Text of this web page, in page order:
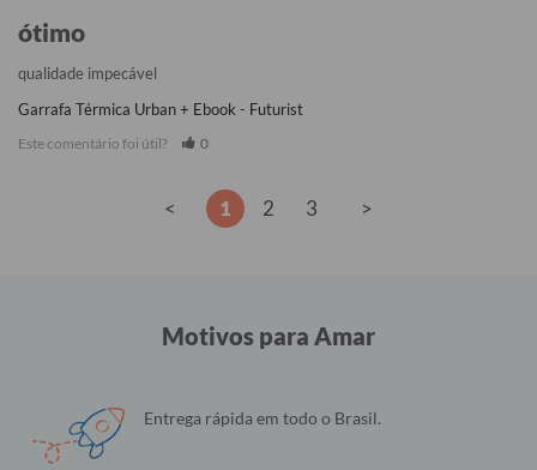
ótimo
qualidade impecável
Garrafa Térmica Urban + Ebook - Futurist
Este comentário foi útil? 0
< 1 2 3 >
Motivos para Amar
Entrega rápida em todo o Brasil.